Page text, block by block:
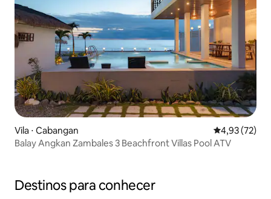
Vila ⋅ Cabangan 4,93 de uma
4,93 (72)
Balay Angkan Zambales 3 Beachfront Villas Pool ATV
Destinos para conhecer